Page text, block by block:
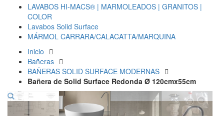
LAVABOS HI-MACS® | MARMOLEADOS | GRANITOS |
COLOR
Lavabos Solid Surface
MÁRMOL CARRARA/CALACATTA/MARQUINA
Inicio
Bañeras
BAÑERAS SOLID SURFACE MODERNAS
Bañera de Solid Surface Redonda Ø 120cmx55cm